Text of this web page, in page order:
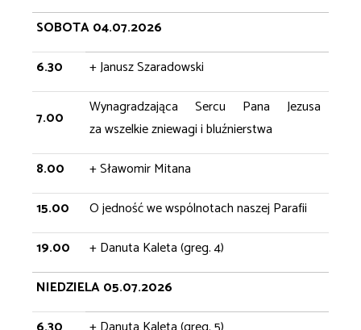
SOBOTA 04.07.2026
6.30
+ Janusz Szaradowski
7.00
Wynagradzająca Sercu Pana Jezusa
za wszelkie zniewagi i bluźnierstwa
8.00
+ Sławomir Mitana
15.00
O jedność we wspólnotach naszej Parafii
19.00
+ Danuta Kaleta (greg. 4)
NIEDZIELA 05.07.2026